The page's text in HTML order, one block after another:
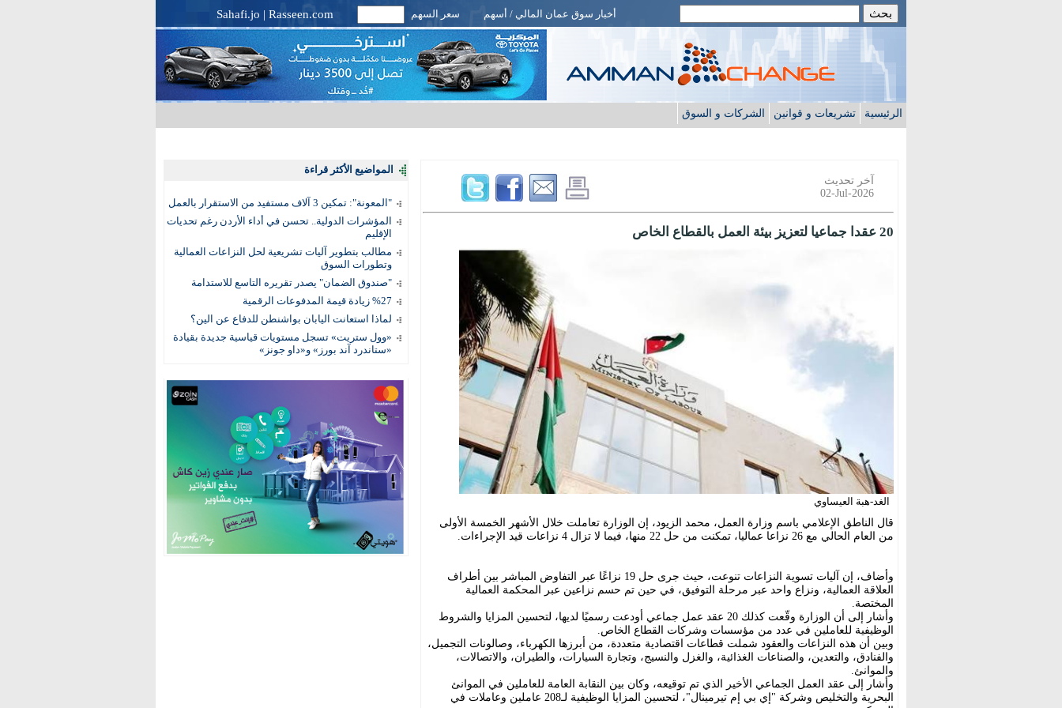
أخبار سوق عمان المالي / أسهم سعر السهم Sahafi.jo | Rasseen.com
الرئيسية تشريعات و قوانين الشركات و السوق
المواضيع الأكثر قراءة
"المعونة": تمكين 3 آلاف مستفيد من الاستقرار بالعمل
المؤشرات الدولية.. تحسن في أداء الأردن رغم تحديات
الإقليم
مطالب بتطوير آليات تشريعية لحل النزاعات العمالية
وتطورات السوق
"صندوق الضمان" يصدر تقريره التاسع للاستدامة
%27 زيادة قيمة المدفوعات الرقمية
لماذا استعانت اليابان بواشنطن للدفاع عن الين؟
«وول ستريت» تسجل مستويات قياسية جديدة بقيادة
«ستاندرد آند بورز» و«داو جونز»
آخر تحديث
02-Jul-2026
20 عقدا جماعيا لتعزيز بيئة العمل بالقطاع الخاص
الغد-هبة العيساوي
قال الناطق الإعلامي باسم وزارة العمل، محمد الزيود، إن الوزارة تعاملت خلال الأشهر الخمسة الأولى
من العام الحالي مع 26 نزاعا عماليا، تمكنت من حل 22 منها، فيما لا تزال 4 نزاعات قيد الإجراءات.
وأضاف، إن آليات تسوية النزاعات تنوعت، حيث جرى حل 19 نزاعًا عبر التفاوض المباشر بين أطراف
العلاقة العمالية، ونزاع واحد عبر مرحلة التوفيق، في حين تم حسم نزاعين عبر المحكمة العمالية
المختصة.
وأشار إلى أن الوزارة وقّعت كذلك 20 عقد عمل جماعي أودعت رسميًا لديها، لتحسين المزايا والشروط
الوظيفية للعاملين في عدد من مؤسسات وشركات القطاع الخاص.
وبين أن هذه النزاعات والعقود شملت قطاعات اقتصادية متعددة، من أبرزها الكهرباء، وصالونات التجميل،
والفنادق، والتعدين، والصناعات الغذائية، والغزل والنسيج، وتجارة السيارات، والطيران، والاتصالات،
والموانئ.
وأشار إلى عقد العمل الجماعي الأخير الذي تم توقيعه، وكان بين النقابة العامة للعاملين في الموانئ
البحرية والتخليص وشركة "إي بي إم تيرمينال"، لتحسين المزايا الوظيفية لـ208 عاملين وعاملات في